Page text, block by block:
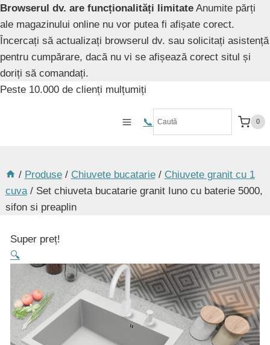
Browserul dv. are funcționalități limitate Anumite părți
ale magazinului online nu vor putea fi afișate corect.
Încercați să actualizați browserul dv. sau solicitați asistență
pentru cumpărare, dacă nu vi se afișează corect situl și
doriți să comandați.
Skip
Peste 10.000 de clienți mulțumiți
📞️ 0
/ Produse / Chiuvete bucatarie / Chiuvete granit cu 1
cuva / Set chiuveta bucatarie granit Iuno cu baterie 5000,
sifon si preaplin
Super preț!
🔍